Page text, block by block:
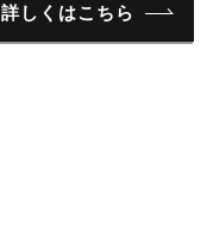
詳しくはこちら